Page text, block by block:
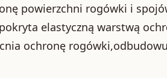
powierzchni rogówki i
elastyczną warstwą
ochronę